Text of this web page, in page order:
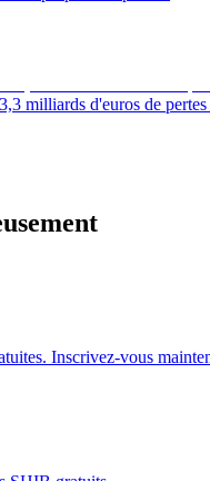
milliards d'euros de
Inscrivez-vous